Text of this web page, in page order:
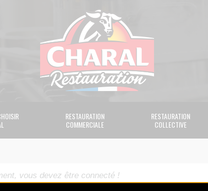
RESTAURATION
COMMERCIALE
RESTAURATION
COLLECTIVE
vous devez être connecté !